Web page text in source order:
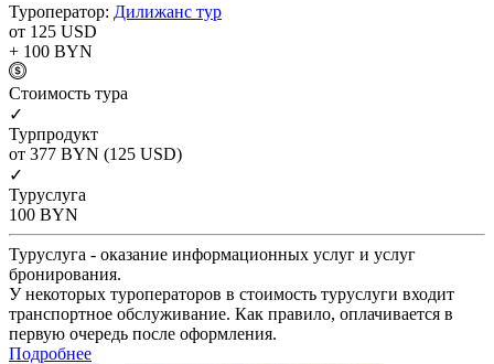
Туроператор: Дилижанс тур
от 125 USD
+ 100 BYN
Cтоимость тура
✓
Турпродукт
от 377 BYN (125 USD)
✓
Туруслуга
100 BYN
Туруслуга - оказание информационных услуг и услуг
бронирования.
У некоторых туроператоров в стоимость туруслуги входит
транспортное обслуживание. Как правило, оплачивается в
первую очередь после оформления.
Подробнее